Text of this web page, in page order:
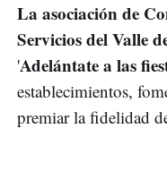
La asociación de
Servicios del Valle
'Adelántate a las
establecimientos,
premiar la fidelidad